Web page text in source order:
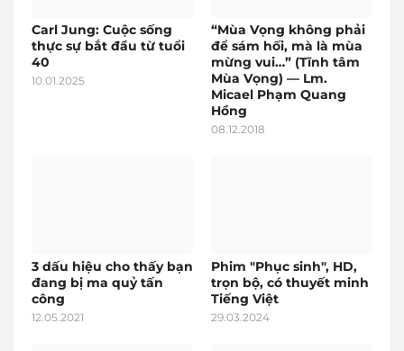
Carl Jung: Cuộc sống
thực sự bắt đầu từ tuổi
40
10.01.2025
“Mùa Vọng không phải
để sám hối, mà là mùa
mừng vui…” (Tĩnh tâm
Mùa Vọng) — Lm.
Micael Phạm Quang
Hồng
08.12.2018
3 dấu hiệu cho thấy bạn
đang bị ma quỷ tấn
công
12.05.2021
Phim "Phục sinh", HD,
trọn bộ, có thuyết minh
Tiếng Việt
29.03.2024